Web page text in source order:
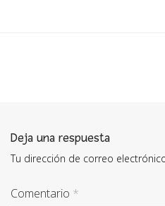
Deja una respuesta
Tu dirección de correo
Comentario *